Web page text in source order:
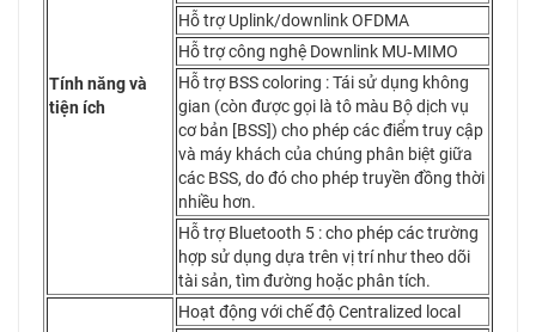
Tính năng và
tiện ích
Hỗ trợ Uplink/downlink OFDMA
Hỗ trợ công nghệ Downlink MU‑MIMO
Hỗ trợ BSS coloring : Tái sử dụng không
gian (còn được gọi là tô màu Bộ dịch vụ
cơ bản [BSS]) cho phép các điểm truy cập
và máy khách của chúng phân biệt giữa
các BSS, do đó cho phép truyền đồng thời
nhiều hơn.
Hỗ trợ Bluetooth 5 : cho phép các trường
hợp sử dụng dựa trên vị trí như theo dõi
tài sản, tìm đường hoặc phân tích.
Hoạt động với chế độ Centralized local